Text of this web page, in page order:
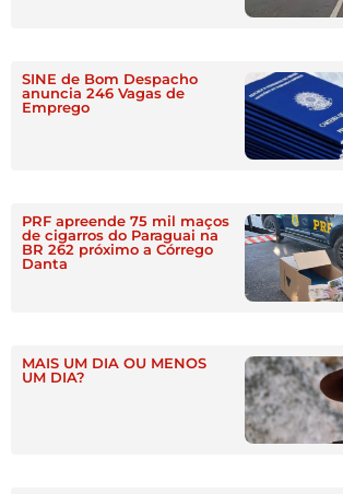
SINE de Bom Despacho
anuncia 246 Vagas de
Emprego
PRF apreende 75 mil maços
de cigarros do Paraguai na
BR 262 próximo a Córrego
Danta
MAIS UM DIA OU MENOS
UM DIA?